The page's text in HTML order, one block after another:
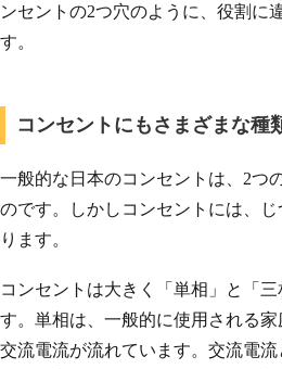
ンセントの2つ穴のように、役割に
す。
コンセントにもさまざまな種
一般的な日本のコンセントは、2つ
のです。しかしコンセントには、
ります。
コンセントは大きく「単相」と「
す。単相は、一般的に使用される家
交流電流が流れています。交流電